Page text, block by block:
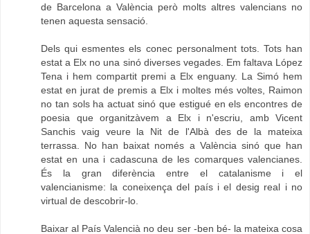
de Barcelona a València però molts altres valencians no
tenen aquesta sensació.
Dels qui esmentes els conec personalment tots. Tots han
estat a Elx no una sinó diverses vegades. Em faltava López
Tena i hem compartit premi a Elx enguany. La Simó hem
estat en jurat de premis a Elx i moltes més voltes, Raimon
no tan sols ha actuat sinó que estigué en els encontres de
poesia que organitzàvem a Elx i n'escriu, amb Vicent
Sanchis vaig veure la Nit de l'Albà des de la mateixa
terrassa. No han baixat només a València sinó que han
estat en una i cadascuna de les comarques valencianes.
És la gran diferència entre el catalanisme i el
valencianisme: la coneixença del país i el desig real i no
virtual de descobrir-lo.
Baixar al País Valencià no deu ser -ben bé- la mateixa cosa